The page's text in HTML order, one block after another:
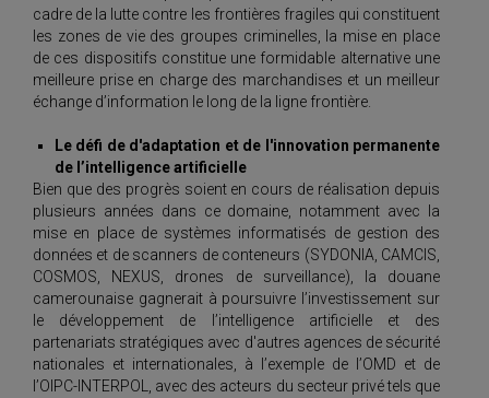
cadre de la lutte contre les frontières fragiles qui constituent
les zones de vie des groupes criminelles, la mise en place
de ces dispositifs constitue une formidable alternative une
meilleure prise en charge des marchandises et un meilleur
échange d’information le long de la ligne frontière.
Le défi de d'adaptation et de l'innovation permanente
de l’intelligence artificielle
Bien que des progrès soient en cours de réalisation depuis
plusieurs années dans ce domaine, notamment avec la
mise en place de systèmes informatisés de gestion des
données et de scanners de conteneurs (SYDONIA, CAMCIS,
COSMOS, NEXUS, drones de surveillance), la douane
camerounaise gagnerait à poursuivre l’investissement sur
le développement de l’intelligence artificielle et des
partenariats stratégiques avec d'autres agences de sécurité
nationales et internationales, à l’exemple de l’OMD et de
l’OIPC-INTERPOL, avec des acteurs du secteur privé tels que